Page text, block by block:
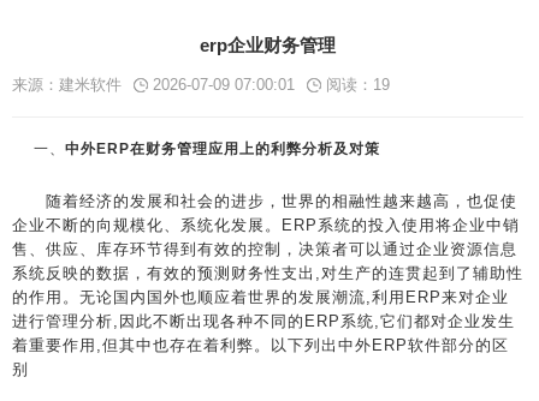
erp企业财务管理
来源：建米软件 2026-07-09 07:00:01 阅读： 19
一、 中外ERP在财务管理应用上的利弊分析及对策
随着经济的发展和社会的进步，世界的相融性越来越高，也促使
企业不断的向规模化、系统化发展。ERP系统的投入使用将企业中销
售、供应、库存环节得到有效的控制，决策者可以通过企业资源信息
系统反映的数据，有效的预测财务性支出,对生产的连贯起到了辅助性
的作用。无论国内国外也顺应着世界的发展潮流,利用ERP来对企业
进行管理分析,因此不断出现各种不同的ERP系统,它们都对企业发生
着重要作用,但其中也存在着利弊。以下列出中外ERP软件部分的区
别